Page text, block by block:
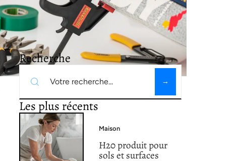
Recherche
Les plus récents
Maison
H20 produit pour
sols et surfaces